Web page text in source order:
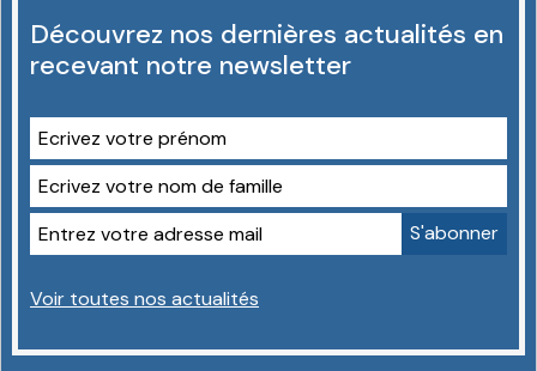
Découvrez nos dernières actualités en
recevant notre newsletter
Voir toutes nos actualités